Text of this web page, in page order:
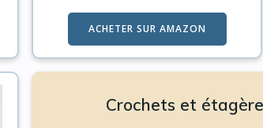
ACHETER SUR AMAZON
Crochets et